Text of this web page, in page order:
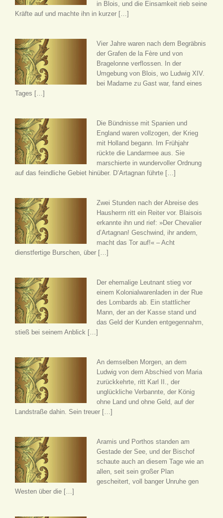
in Blois, und die Einsamkeit rieb seine
Kräfte auf und machte ihn in kurzer […]
Vier Jahre waren nach dem Begräbnis
der Grafen de la Fère und von
Bragelonne verflossen. In der
Umgebung von Blois, wo Ludwig XIV.
bei Madame zu Gast war, fand eines
Tages […]
Die Bündnisse mit Spanien und
England waren vollzogen, der Krieg
mit Holland begann. Im Frühjahr
rückte die Landarmee aus. Sie
marschierte in wundervoller Ordnung
auf das feindliche Gebiet hinüber. D’Artagnan führte […]
Zwei Stunden nach der Abreise des
Hausherrn ritt ein Reiter vor. Blaisois
erkannte ihn und rief: »Der Chevalier
d’Artagnan! Geschwind, ihr andern,
macht das Tor auf!« – Acht
dienstfertige Burschen, über […]
Der ehemalige Leutnant stieg vor
einem Kolonialwarenladen in der Rue
des Lombards ab. Ein stattlicher
Mann, der an der Kasse stand und
das Geld der Kunden entgegennahm,
stieß bei seinem Anblick […]
An demselben Morgen, an dem
Ludwig von dem Abschied von Maria
zurückkehrte, ritt Karl II., der
unglückliche Verbannte, der König
ohne Land und ohne Geld, auf der
Landstraße dahin. Sein treuer […]
Aramis und Porthos standen am
Gestade der See, und der Bischof
schaute auch an diesem Tage wie an
allen, seit sein großer Plan
gescheitert, voll banger Unruhe gen
Westen über die […]